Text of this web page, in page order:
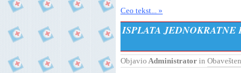
Ceo tekst... »
ISPLATA JEDNOKRATNE
Objavio Administrator in